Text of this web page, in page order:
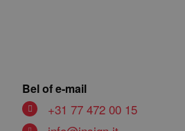
Bel of e-mail
+31 77 472 00 15